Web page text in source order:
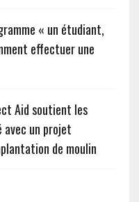
« un étudiant,
effectuer une
Aid soutient les
avec un projet
de moulin